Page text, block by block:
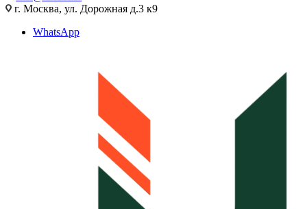
г. Москва, ул. Дорожная д.3 к9
WhatsApp